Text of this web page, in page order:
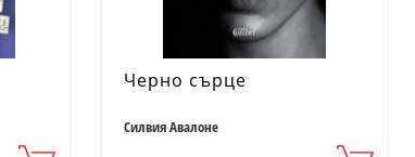
Черно сърце
Силвия Авалоне